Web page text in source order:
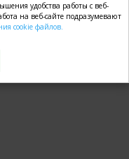
удобства работы с веб-
на веб-сайте подразумевают
cookie файлов.